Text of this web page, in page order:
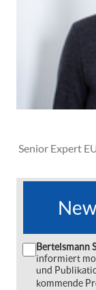
Senior Expert
Bertelsmann
informiert
und
kommende